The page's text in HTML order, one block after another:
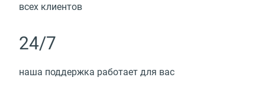
всех клиентов
24/7
наша поддержка работает для вас